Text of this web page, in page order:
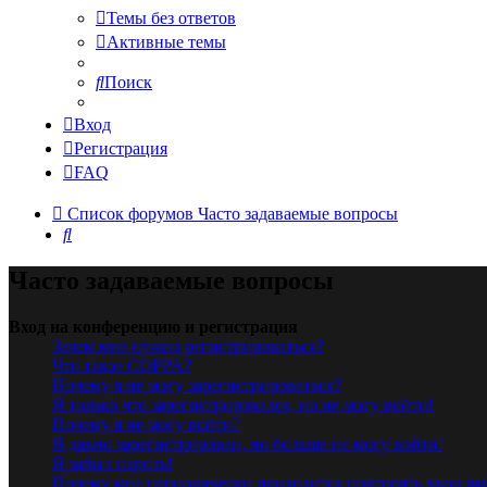
Темы без ответов
Активные темы
Поиск
Вход
Регистрация
FAQ
Список форумов Часто задаваемые вопросы
Поиск
Часто задаваемые вопросы
Вход на конференцию и регистрация
Зачем мне нужно регистрироваться?
Что такое COPPA?
Почему я не могу зарегистрироваться?
Я только что зарегистрировался, но не могу войти!
Почему я не могу войти?
Я давно зарегистрирован, но больше не могу войти!
Я забыл пароль!
Почему мне периодически приходится повторять ввод